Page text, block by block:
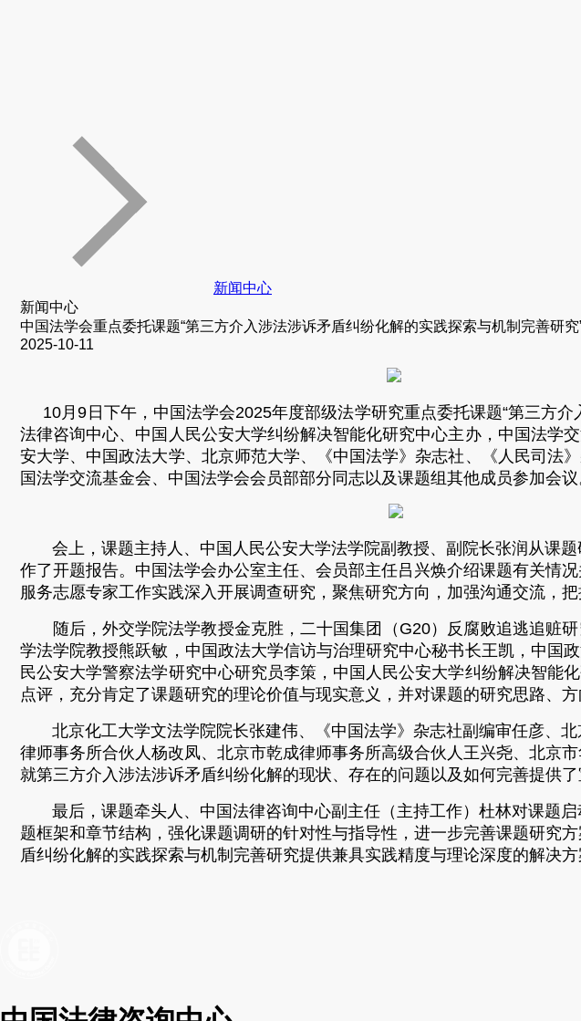
新闻中心
新闻中心
中国法学会重点委托课题“第三方介入涉法涉诉矛盾纠纷化解的实践探索与机制完善研
2025-10-11
10月9日下午，中国法学会2025年度部级法学研究重点委托课题“第三方
法律咨询中心、中国人民公安大学纠纷解决智能化研究中心主办，中国法学
安大学、中国政法大学、北京师范大学、《中国法学》杂志社、《人民司法
国法学交流基金会、中国法学会会员部部分同志以及课题组其他成员参加会议
会上，课题主持人、中国人民公安大学法学院副教授、副院长张润从课
作了开题报告。中国法学会办公室主任、会员部主任吕兴焕介绍课题有关情
服务志愿专家工作实践深入开展调查研究，聚焦研究方向，加强沟通交流，
随后，外交学院法学教授金克胜，二十国集团（G20）反腐败追逃追赃
学法学院教授熊跃敏，中国政法大学信访与治理研究中心秘书长王凯，中国
民公安大学警察法学研究中心研究员李策，中国人民公安大学纠纷解决智能
点评，充分肯定了课题研究的理论价值与现实意义，并对课题的研究思路、
北京化工大学文法学院院长张建伟、《中国法学》杂志社副编审任彦、北
律师事务所合伙人杨改凤、北京市乾成律师事务所高级合伙人王兴尧、北京
就第三方介入涉法涉诉矛盾纠纷化解的现状、存在的问题以及如何完善提供了
最后，课题牵头人、中国法律咨询中心副主任（主持工作）杜林对课题
题框架和章节结构，强化课题调研的针对性与指导性，进一步完善课题研究
盾纠纷化解的实践探索与机制完善研究提供兼具实践精度与理论深度的解决方